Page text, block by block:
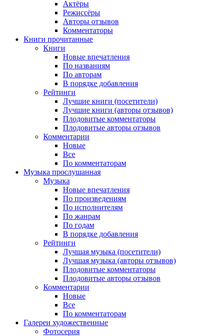
Актёры
Режиссёры
Авторы отзывов
Комментаторы
Книги прочитанные
Книги
Новые впечатления
По названиям
По авторам
В порядке добавления
Рейтинги
Лучшие книги (посетители)
Лучшие книги (авторы отзывов)
Плодовитые комментаторы
Плодовитые авторы отзывов
Комментарии
Новые
Все
По комментаторам
Музыка прослушанная
Музыка
Новые впечатления
По произведениям
По исполнителям
По жанрам
По годам
В порядке добавления
Рейтинги
Лучшая музыка (посетители)
Лучшая музыка (авторы отзывов)
Плодовитые комментаторы
Плодовитые авторы отзывов
Комментарии
Новые
Все
По комментаторам
Галереи художественные
Фотосерия